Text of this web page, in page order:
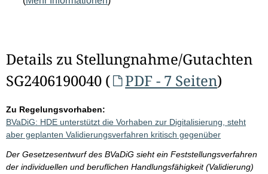
Details zu Stellungnahme/Gutachten
SG2406190040 (
PDF - 7 Seiten)
Zu Regelungsvorhaben:
BVaDiG: HDE unterstützt die Vorhaben zur Digitalisierung, steht
aber geplanten Validierungsverfahren kritisch gegenüber
Der Gesetzesentwurf des BVaDiG sieht ein Feststellungsverfahren
der individuellen und beruflichen Handlungsfähigkeit (Validierung)